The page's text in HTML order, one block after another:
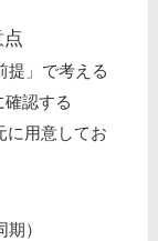
点
提」で考える
確認する
に用意してお
）